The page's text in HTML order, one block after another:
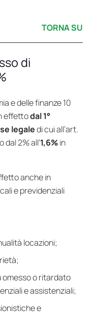
TORNA SU
di
e delle finanze 10
effettodal 1°
legaledi cui all’art.
2% all’1,6%in
anche in
e previdenziali
locazioni;
omesso o ritardato
e assistenziali;
e